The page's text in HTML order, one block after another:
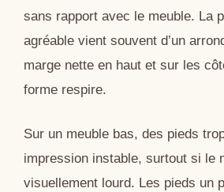
sans rapport avec le meuble. La
agréable vient souvent d’un
marge nette en haut et sur les
forme respire.
Sur un meuble bas, des pieds
impression instable, surtout si le
visuellement lourd. Les pieds un